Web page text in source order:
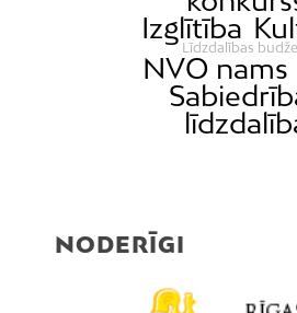
Izglītība
Līdzdalības
NVO nams
NODERĪGI